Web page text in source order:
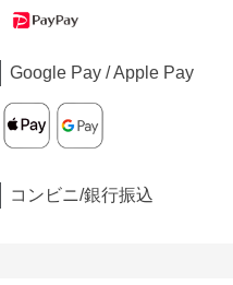
Google Pay / Apple Pay
コンビニ/銀行振込